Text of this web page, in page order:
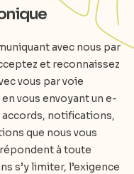
avec nous par
et reconnaissez
vous par voie
vous envoyant un e-
accords, notifications,
que nous vous
à toute
s’y limiter, l’exigence